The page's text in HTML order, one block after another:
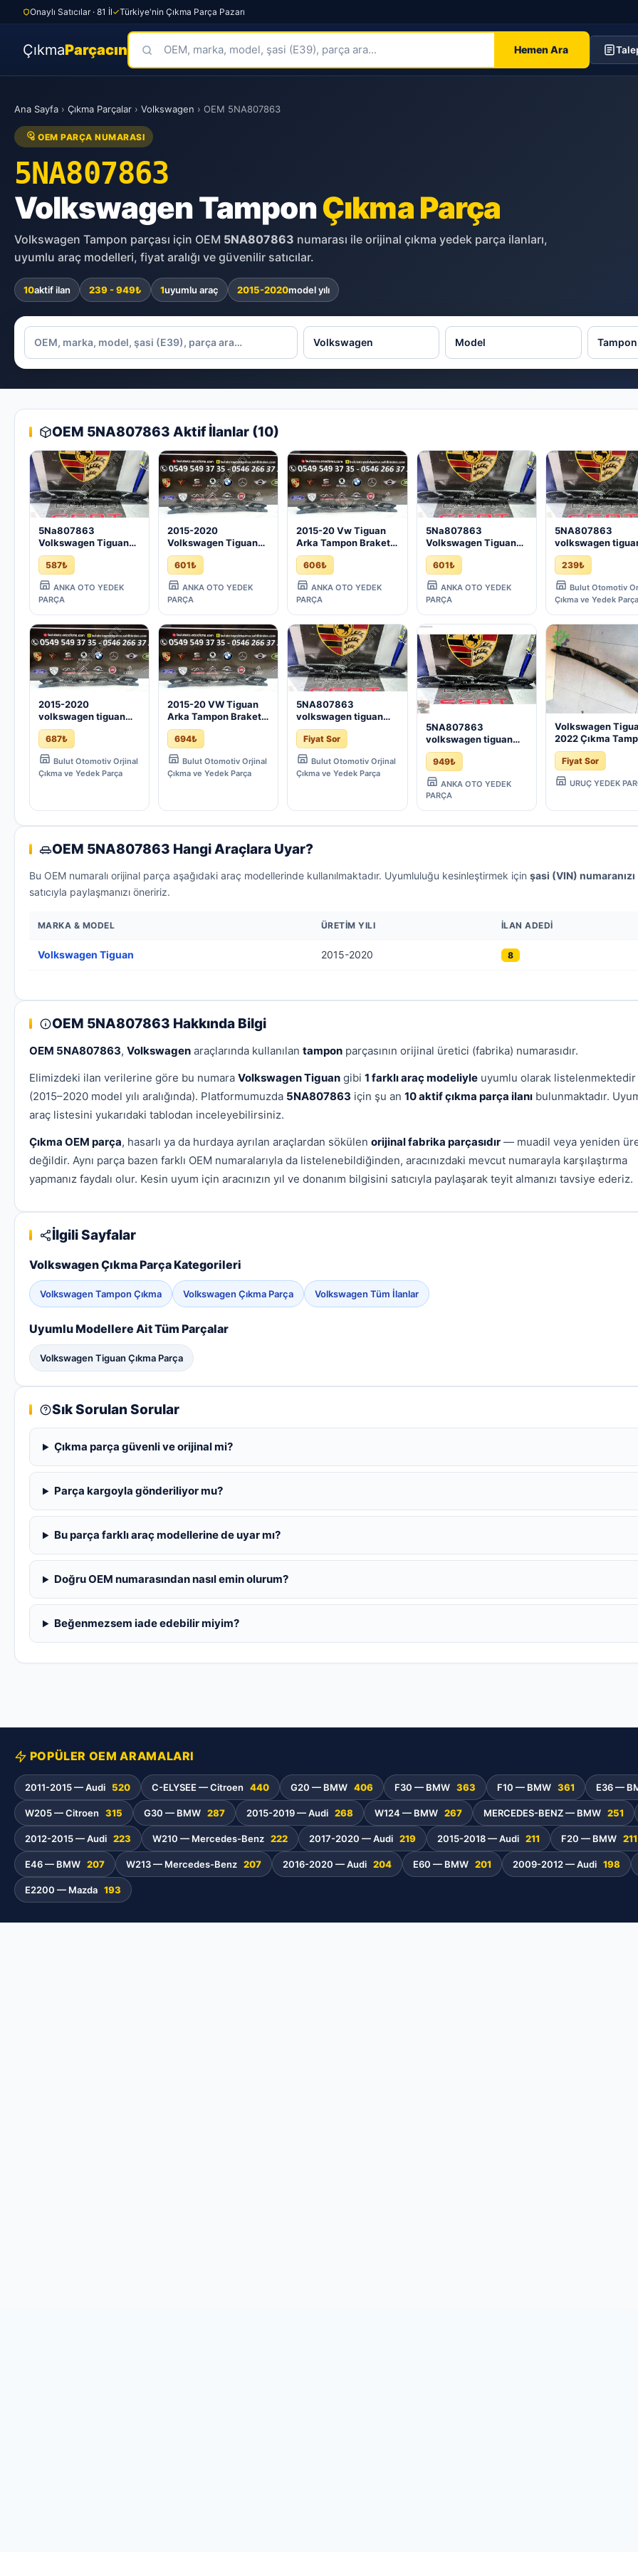
Onaylı Satıcılar · 81 İl Türkiye'nin Çıkma Parça Pazarı
ÇıkmaParçacın Hemen Ara
content
Ana Sayfa › Çıkma Parçalar › Volkswagen › OEM 5NA807863
OEM PARÇA NUMARASI
5NA807863
Volkswagen TamponÇıkma Parça
Volkswagen Tampon parçası için OEM 5NA807863 numarası ile orijinal çıkma yedek parça ilanları,
uyumlu araç modelleri, fiyat aralığı ve güvenilir satıcılar.
10aktif ilan 239 - 949₺ 1uyumlu araç 2015-2020model yılı
OEM 5NA807863 Aktif İlanlar (10)
5Na807863
Volkswagen Tiguan
2017 Arka Tampon
Braketi - Çıkma İzmir
587₺
ANKA OTO YEDEK
PARÇA
2015-2020
Volkswagen Tiguan
Arka Tampon Braketi
5Na807863 - Çıkma
İzmir
601₺
ANKA OTO YEDEK
PARÇA
2015-20 Vw Tiguan
Arka Tampon Braketi
- Parça No:
5Na807863 - Çıkma
İzmir
606₺
ANKA OTO YEDEK
PARÇA
5Na807863
Volkswagen Tiguan
2017 Arka Tampon
Braketi - Çıkma İzmir
601₺
ANKA OTO YEDEK
PARÇA
5NA807863
volkswagen
2017 arka tampon
braketi | ÇIKMA
PARÇA
239₺
Bulut Otomotiv
Çıkma ve Yedek Parça
2015-2020
volkswagen tiguan
arka tampon braketi
5NA807863 | ÇIKMA
PARÇA
687₺
Bulut Otomotiv Orjinal
Çıkma ve Yedek Parça
2015-20 VW Tiguan
Arka Tampon Braketi
- Parça No:
5NA807863 | ÇIKMA
PARÇA
694₺
Bulut Otomotiv Orjinal
Çıkma ve Yedek Parça
5NA807863
volkswagen tiguan
2017 arka tampon
braketi | ÇIKMA
PARÇA
Fiyat Sor
Bulut Otomotiv Orjinal
Çıkma ve Yedek Parça
5NA807863
volkswagen tiguan
2017 arka tampon
braketi | ÇIKMA OTO
PARÇA
949₺
ANKA OTO YEDEK
PARÇA
Volkswagen
2022 Çıkma
Braketi
Fiyat Sor
URUÇ YEDEK
OEM 5NA807863 Hangi Araçlara Uyar?
Bu OEM numaralı orijinal parça aşağıdaki araç modellerinde kullanılmaktadır. Uyumluluğu kesinleştirmek için şasi (VIN) numaranızı
satıcıyla paylaşmanızı öneririz.
MARKA & MODEL ÜRETIM YILI İLAN ADEDI
Volkswagen Tiguan 2015-2020 8
OEM 5NA807863 Hakkında Bilgi
OEM 5NA807863, Volkswagen araçlarında kullanılan tampon parçasının orijinal üretici (fabrika) numarasıdır.
Elimizdeki ilan verilerine göre bu numara Volkswagen Tiguan gibi 1 farklı araç modeliyle uyumlu olarak listelenmektedir
(2015–2020 model yılı aralığında). Platformumuzda 5NA807863 için şu an 10 aktif çıkma parça ilanı bulunmaktadır.
araç listesini yukarıdaki tablodan inceleyebilirsiniz.
Çıkma OEM parça, hasarlı ya da hurdaya ayrılan araçlardan sökülen orijinal fabrika parçasıdır — muadil veya yeniden
değildir. Aynı parça bazen farklı OEM numaralarıyla da listelenebildiğinden, aracınızdaki mevcut numarayla karşılaştırma
yapmanız faydalı olur. Kesin uyum için aracınızın yıl ve donanım bilgisini satıcıyla paylaşarak teyit almanızı tavsiye ederiz.
İlgili Sayfalar
Volkswagen Çıkma Parça Kategorileri
Volkswagen Tampon Çıkma Volkswagen Çıkma Parça Volkswagen Tüm İlanlar
Uyumlu Modellere Ait Tüm Parçalar
Volkswagen Tiguan Çıkma Parça
Sık Sorulan Sorular
Çıkma parça güvenli ve orijinal mi?
Parça kargoyla gönderiliyor mu?
Bu parça farklı araç modellerine de uyar mı?
Doğru OEM numarasından nasıl emin olurum?
Beğenmezsem iade edebilir miyim?
POPÜLER OEM ARAMALARI
2011-2015 — Audi 520 C-ELYSEE — Citroen 440 G20 — BMW 406 F30 — BMW 363 F10 — BMW 361 E36 —
W205 — Citroen 315 G30 — BMW 287 2015-2019 — Audi 268 W124 — BMW 267 MERCEDES-BENZ — BMW 251
2012-2015 — Audi 223 W210 — Mercedes-Benz 222 2017-2020 — Audi 219 2015-2018 — Audi 211 F20 — BMW 211
E46 — BMW 207 W213 — Mercedes-Benz 207 2016-2020 — Audi 204 E60 — BMW 201 2009-2012 — Audi 198
E2200 — Mazda 193